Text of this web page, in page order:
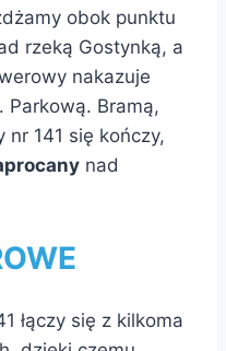
obok punktu
rzeką Gostynką, a
nakazuje
Parkową. Bramą,
141 się kończy,
nad
łączy się z kilkoma